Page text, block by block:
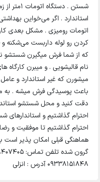
شستن .
استاندارد . اگر می‌خواین
اتومات رومیزی . مشکل بعدی
که از شما فرش میگیرن شستشو
نام قالیشویی . و میبرن کارگاه
میشورن که غیر استاندارد و
باعث پوسیدگی فرش میشه . به
دقت کنید و محل شستشو
احترام گذاشتیم و
احترام گذاشتیم تا موفقیت و
هماهنگی قبلی امکان پذیر
09338151848 آدرس : انزلی